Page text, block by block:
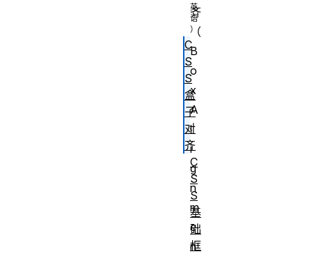
齐
（
B
o
x
A
l
i
g
n
m
e
n
C
S
S
盒
子
对
齐
C
S
S
基
础
框